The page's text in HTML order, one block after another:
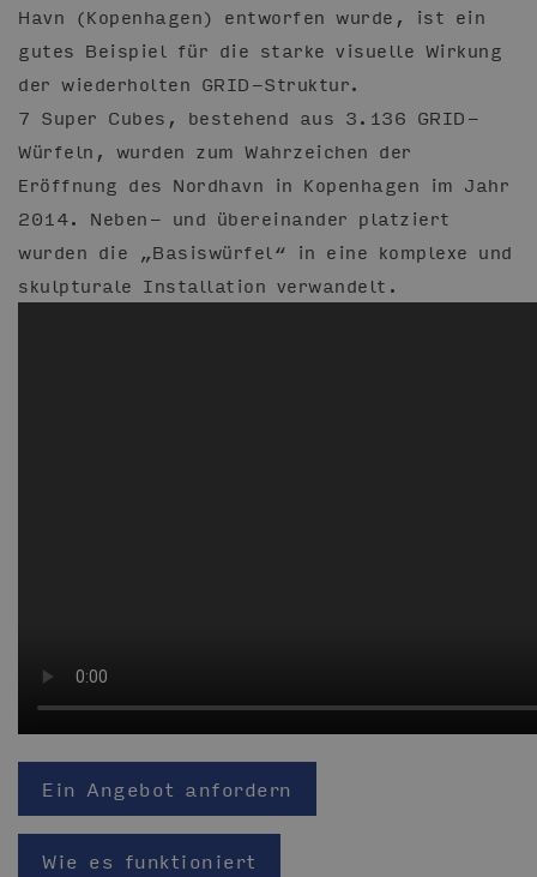
Havn (Kopenhagen) entworfen wurde, ist ein
gutes Beispiel für die starke visuelle Wirkung
der wiederholten GRID-Struktur.
7 Super Cubes, bestehend aus 3.136 GRID-
Würfeln, wurden zum Wahrzeichen der
Eröffnung des Nordhavn in Kopenhagen im Jahr
2014. Neben- und übereinander platziert
wurden die „Basiswürfel“ in eine komplexe und
skulpturale Installation verwandelt.
Ein Angebot anfordern
Wie es funktioniert